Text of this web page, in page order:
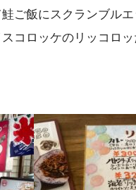
ご飯にスクランブル
コロッケのリッコロ